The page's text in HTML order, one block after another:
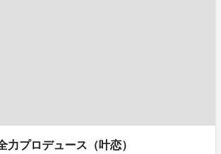
力プロデュース（叶恋）